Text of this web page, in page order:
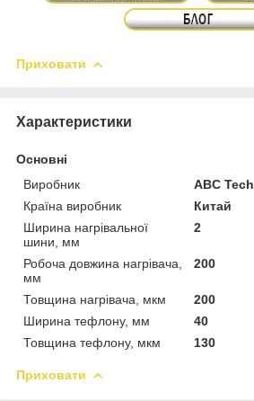
Приховати
Характеристики
Основні
Виробник
ABC Tech
Країна виробник
Китай
Ширина нагрівальної
шини, мм
2
Робоча довжина нагрівача,
мм
200
Товщина нагрівача, мкм
200
Ширина тефлону, мм
40
Товщина тефлону, мкм
130
Приховати